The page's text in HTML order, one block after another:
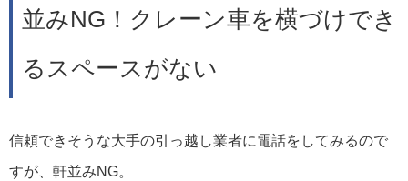
並みNG！クレーン車を横づけでき
るスペースがない
信頼できそうな大手の引っ越し業者に電話をしてみるので
すが、軒並みNG。